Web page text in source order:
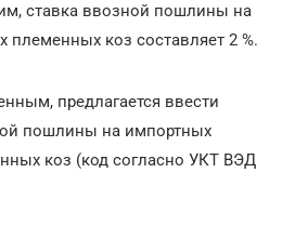
ставка ввозной пошлины на
племенных коз составляет 2 %.
предлагается ввести
пошлины на импортных
коз (код согласно УКТ ВЭД